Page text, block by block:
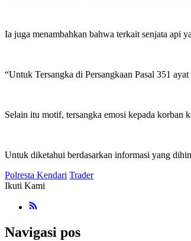
Ia juga menambahkan bahwa terkait senjata api
“Untuk Tersangka di Persangkaan Pasal 351
Selain itu motif, tersangka emosi kepada korban
Untuk diketahui berdasarkan informasi yang
Polresta Kendari Trader
Ikuti Kami
Navigasi pos